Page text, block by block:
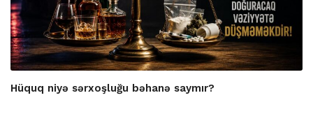
Hüquq niyə sərxoşluğu bəhanə saymır?